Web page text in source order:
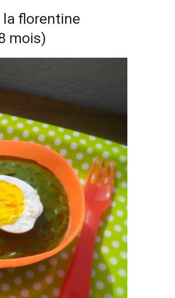
la florentine
mois)